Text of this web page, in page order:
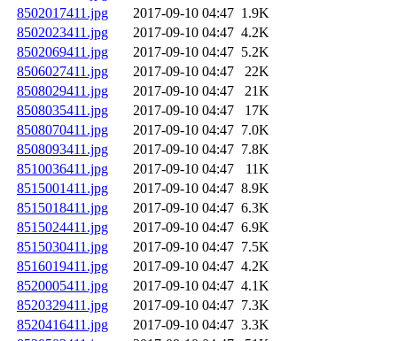
8502017411.jpg
2017-09-10 04:47 1.9K
8502023411.jpg
2017-09-10 04:47 4.2K
8502069411.jpg
2017-09-10 04:47 5.2K
8506027411.jpg
2017-09-10 04:47
22K
8508029411.jpg
2017-09-10 04:47
21K
8508035411.jpg
2017-09-10 04:47
17K
8508070411.jpg
2017-09-10 04:47 7.0K
8508093411.jpg
2017-09-10 04:47 7.8K
8510036411.jpg
2017-09-10 04:47
11K
8515001411.jpg
2017-09-10 04:47 8.9K
8515018411.jpg
2017-09-10 04:47 6.3K
8515024411.jpg
2017-09-10 04:47 6.9K
8515030411.jpg
2017-09-10 04:47 7.5K
8516019411.jpg
2017-09-10 04:47 4.2K
8520005411.jpg
2017-09-10 04:47 4.1K
8520329411.jpg
2017-09-10 04:47 7.3K
8520416411.jpg
2017-09-10 04:47 3.3K